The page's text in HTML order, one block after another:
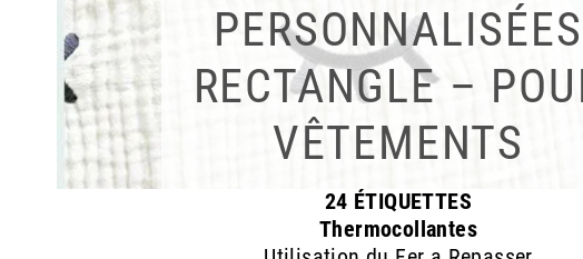
PERSONNALISÉES
RECTANGLE –
VÊTEMENTS
24 ÉTIQUETTES
Thermocollantes